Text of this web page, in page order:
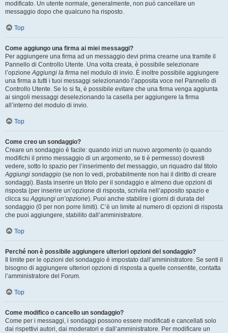
modificato. Un utente normale, generalmente, non può cancellare un
messaggio dopo che qualcuno ha risposto.
Top
Come aggiungo una firma ai miei messaggi?
Per aggiungere una firma ad un messaggio devi prima crearne una tramite il
Pannello di Controllo Utente. Una volta creata, è possibile selezionare
l’opzioneAggiungi la firma nel modulo di invio. È inoltre possibile aggiungere
una firma a tutti i tuoi messaggi selezionando l’apposita voce nel Pannello di
Controllo Utente. Se lo si fa, è possibile evitare che una firma venga aggiunta
ai singoli messaggi deselezionando la casella per aggiungere la firma
all’interno del modulo di invio.
Top
Come creo un sondaggio?
Creare un sondaggio è facile: quando inizi un nuovo argomento (o quando
modifichi il primo messaggio di un argomento, se ti è permesso) dovresti
vedere, sotto lo spazio per l’inserimento del messaggio, un riquadro dal titolo
Aggiungi sondaggio (se non lo vedi, probabilmente non hai il diritto di creare
sondaggi). Basta inserire un titolo per il sondaggio e almeno due opzioni di
risposta (per inserire un’opzione di risposta, scrivila nell’apposito spazio e
clicca suAggiungi un’opzione). Puoi anche stabilire i giorni di durata del
sondaggio (0 per non porre limiti). C’è un limite al numero di opzioni di risposta
che puoi aggiungere, stabilito dall’amministratore.
Top
Perché non è possibile aggiungere ulteriori opzioni del sondaggio?
Il limite per le opzioni del sondaggio è impostato dall’amministratore. Se senti il
bisogno di aggiungere ulteriori opzioni di risposta a quelle consentite, contatta
l’amministratore del Forum.
Top
Come modifico o cancello un sondaggio?
Come per i messaggi, i sondaggi possono essere modificati e cancellati solo
dai rispettivi autori, dai moderatori e dall’amministratore. Per modificare un